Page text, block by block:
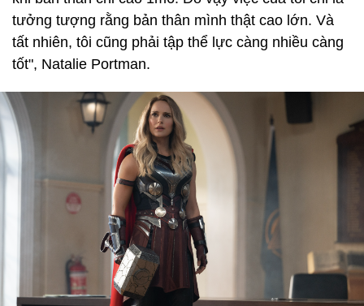
tưởng tượng rằng bản thân mình thật cao lớn. Và
tất nhiên, tôi cũng phải tập thể lực càng nhiều càng
tốt", Natalie Portman.